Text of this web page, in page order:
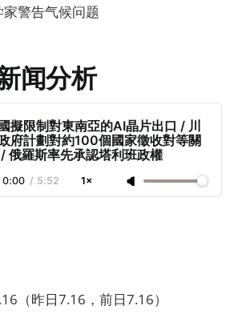
警告气候问题
闻分析
擬限制對東南亞的AI晶片出口 / 川
府計劃對約100個國家徵收對等關
俄羅斯率先承認塔利班政權
0:00 / 5:52 1×
（昨日7.16，前日7.16）